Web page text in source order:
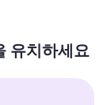
유치하세요